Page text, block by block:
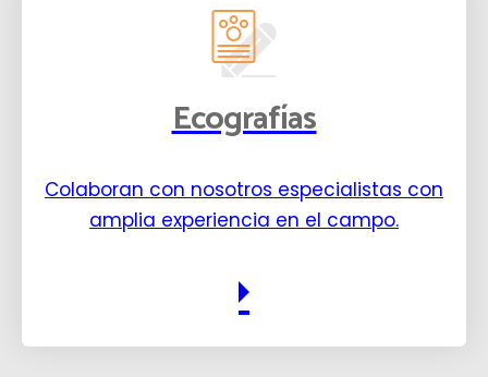
Ecografías
Colaboran con nosotros especialistas con
amplia experiencia en el campo.